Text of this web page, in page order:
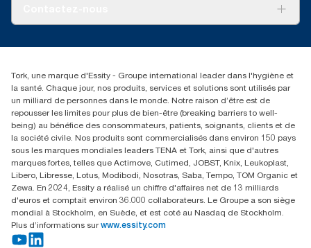
01 85 07 92 00
Tork, une marque d'Essity - Groupe international leader dans l'hygiène et
la santé. Chaque jour, nos produits, services et solutions sont utilisés par
un milliard de personnes dans le monde. Notre raison d’être est de
repousser les limites pour plus de bien-être (breaking barriers to well-
being) au bénéfice des consommateurs, patients, soignants, clients et de
la société civile. Nos produits sont commercialisés dans environ 150 pays
sous les marques mondiales leaders TENA et Tork, ainsi que d'autres
marques fortes, telles que Actimove, Cutimed, JOBST, Knix, Leukoplast,
Libero, Libresse, Lotus, Modibodi, Nosotras, Saba, Tempo, TOM Organic et
Zewa. En 2024, Essity a réalisé un chiffre d'affaires net de 13 milliards
d'euros et comptait environ 36.000 collaborateurs. Le Groupe a son siège
mondial à Stockholm, en Suède, et est coté au Nasdaq de Stockholm.
Plus d’informations sur www.essity.com